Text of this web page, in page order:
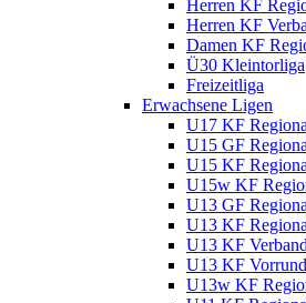
Herren KF
Herren KF
Damen KF
Ü30 Kleintorliga
Freizeitliga
Erwachsene Ligen
U17 KF
U15 GF
U15 KF
U15w KF
U13 GF
U13 KF
U13 KF
U13 KF
U13w KF